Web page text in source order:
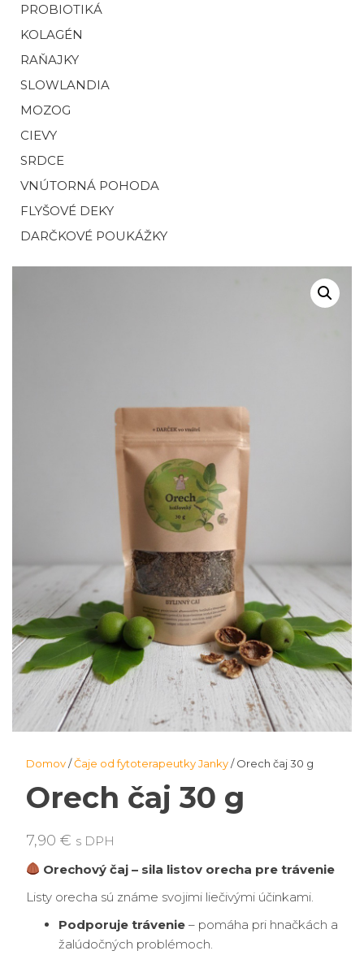
PROBIOTIKÁ
KOLAGÉN
RAŇAJKY
SLOWLANDIA
MOZOG
CIEVY
SRDCE
VNÚTORNÁ POHODA
FLYŠOVÉ DEKY
DARČKOVÉ POUKÁŽKY
Domov/Čaje od fytoterapeutky Janky/ Orech čaj 30 g
Orech čaj 30 g
7,90 € s DPH
Orechový čaj – sila listov orecha pre trávenie
Listy orecha sú známe svojimi liečivými účinkami.
Podporuje trávenie– pomáha pri hnačkách a
žalúdočných problémoch.